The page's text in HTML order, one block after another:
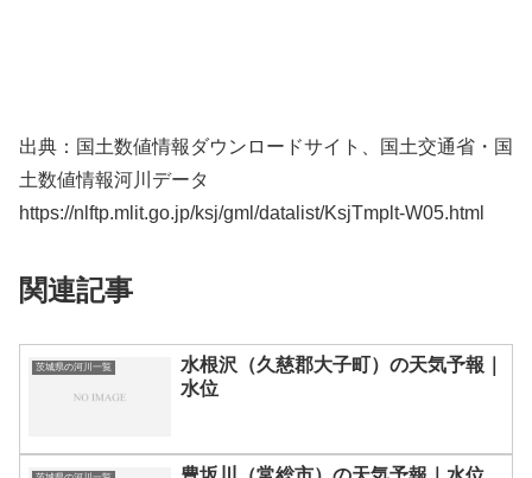
出典：国土数値情報ダウンロードサイト、国土交通省・国
土数値情報河川データ
https://nlftp.mlit.go.jp/ksj/gml/datalist/KsjTmplt-W05.html
関連記事
茨城県の河川一覧
水根沢（久慈郡大子町）の天気予報｜
水位